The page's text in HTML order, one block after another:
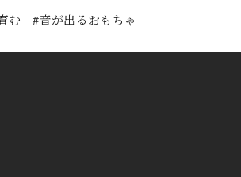
む #音が出るおもちゃ